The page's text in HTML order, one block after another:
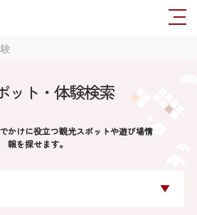
ット・体験検索
かけに役立つ観光スポットや遊び場情
報を探せます。